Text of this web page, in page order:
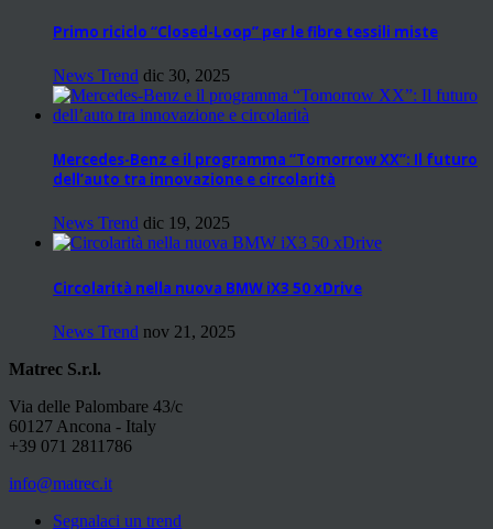
Primo riciclo “Closed-Loop” per le fibre tessili miste
News Trend dic 30, 2025
Mercedes-Benz e il programma “Tomorrow XX”: Il futuro
dell’auto tra innovazione e circolarità
News Trend dic 19, 2025
Circolarità nella nuova BMW iX3 50 xDrive
News Trend nov 21, 2025
Matrec S.r.l.
Via delle Palombare 43/c
60127 Ancona - Italy
+39 071 2811786
info@matrec.it
Segnalaci un trend